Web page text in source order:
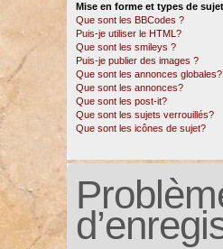
Mise en forme et types de
Que sont les BBCodes ?
Puis-je utiliser le HTML?
Que sont les smileys ?
Puis-je publier des images ?
Que sont les annonces globales?
Que sont les annonces?
Que sont les post-it?
Que sont les sujets verrouillés?
Que sont les icônes de sujet?